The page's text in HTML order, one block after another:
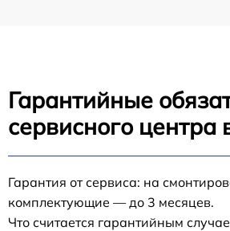
Гарантийные
сервисного центра
Гарантия от сервиса: на
комплектующие — до 3 месяцев.
Что считается гарантийным